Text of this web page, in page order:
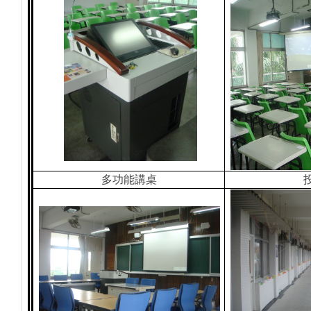
多功能講桌